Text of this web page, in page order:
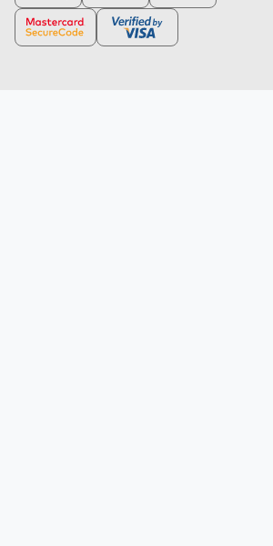
Аксессуары для гаджетов
Задайте нам любой интересующий вас вопрос.